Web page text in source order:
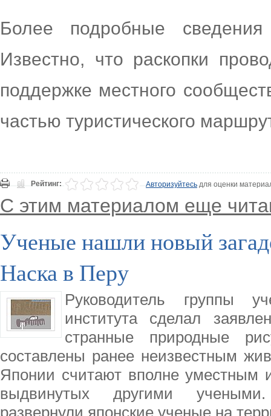
Более подробные
Известно, что раскопки
поддержке местного
частью туристического
Рейтинг: Авторизуйтесьдля оценки
С этим материалом еще
Ученые нашли новый
Наска в Перу
Руководитель группы
института сделал
странные природные
составлены ранее неизвестным
Японии считают вполне уместным
выдвинутых другими учеными.
развернули японские ученые на